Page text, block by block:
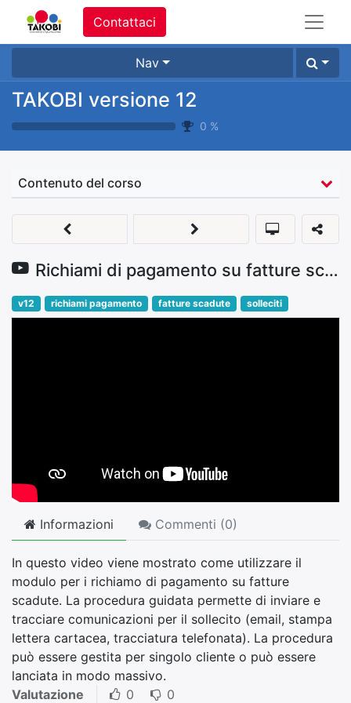
Contattaci
Nav
TAKOBI versione 12
0 %
Contenuto del corso
Richiami di pagamento su fatture scadute
v12 richiami pagamento fatture scadute solleciti
Informazioni Commenti (0)
In questo video viene mostrato come utilizzare il
modulo per i richiamo di pagamento su fatture
scadute. La procedura guidata permette di inviare e
tracciare comunicazioni per il sollecito (email, stampa
lettera cartacea, tracciatura telefonata). La procedura
può essere gestita per singolo cliente o può essere
lanciata in modo massivo.
Valutazione
0 0